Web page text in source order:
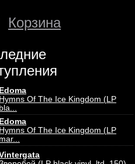
Корзина
Edoma
Hymns Of The Ice Kingdom (LP
bla...
Edoma
Hymns Of The Ice Kingdom (LP
mar...